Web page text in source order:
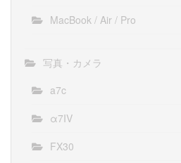
MacBook / Air / Pro
写真・カメラ
a7c
α7IV
FX30